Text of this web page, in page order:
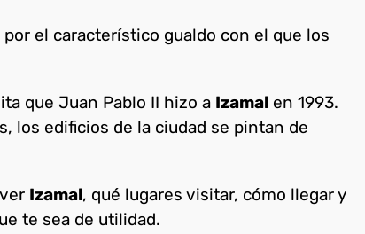
por el característico gualdo con el que los
que Juan Pablo II hizo a Izamal en 1993.
los edificios de la ciudad se pintan de
Izamal, qué lugares visitar, cómo llegar y
te sea de utilidad.